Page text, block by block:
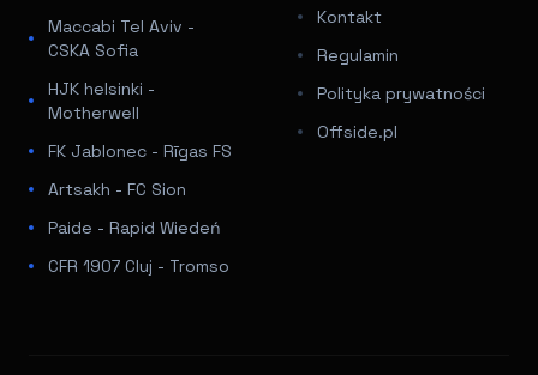
Maccabi Tel Aviv -
CSKA Sofia
HJK helsinki -
Motherwell
FK Jablonec - Rīgas FS
Artsakh - FC Sion
Paide - Rapid Wiedeń
CFR 1907 Cluj - Tromso
Kontakt
Regulamin
Polityka prywatności
Offside.pl